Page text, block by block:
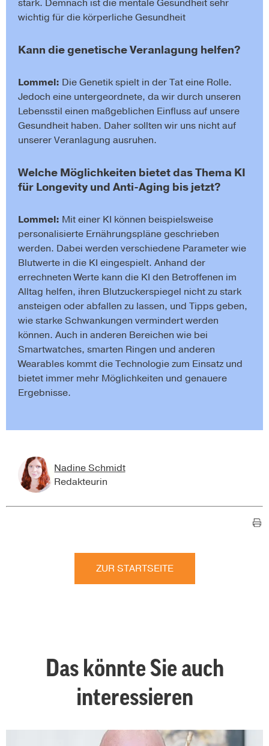
stark. Demnach ist die mentale Gesundheit sehr
wichtig für die körperliche Gesundheit
Kann die genetische Veranlagung helfen?
Lommel: Die Genetik spielt in der Tat eine Rolle.
Jedoch eine untergeordnete, da wir durch unseren
Lebensstil einen maßgeblichen Einfluss auf unsere
Gesundheit haben. Daher sollten wir uns nicht auf
unserer Veranlagung ausruhen.
Welche Möglichkeiten bietet das Thema KI
für Longevity und Anti-Aging bis jetzt?
Lommel: Mit einer KI können beispielsweise
personalisierte Ernährungspläne geschrieben
werden. Dabei werden verschiedene Parameter wie
Blutwerte in die KI eingespielt. Anhand der
errechneten Werte kann die KI den Betroffenen im
Alltag helfen, ihren Blutzuckerspiegel nicht zu stark
ansteigen oder abfallen zu lassen, und Tipps geben,
wie starke Schwankungen vermindert werden
können. Auch in anderen Bereichen wie bei
Smartwatches, smarten Ringen und anderen
Wearables kommt die Technologie zum Einsatz und
bietet immer mehr Möglichkeiten und genauere
Ergebnisse.
Nadine Schmidt
Redakteurin
ZUR STARTSEITE
Das könnte Sie auch
interessieren